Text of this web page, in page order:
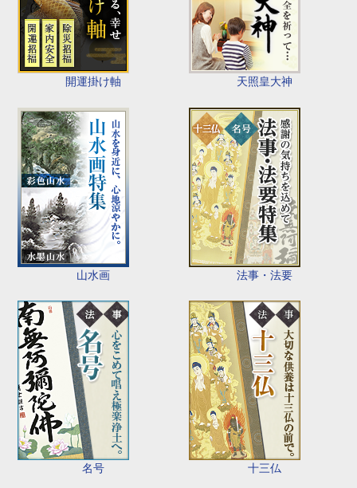
開運掛け軸 天照皇大神
山水画 法事・法要
名号 十三仏